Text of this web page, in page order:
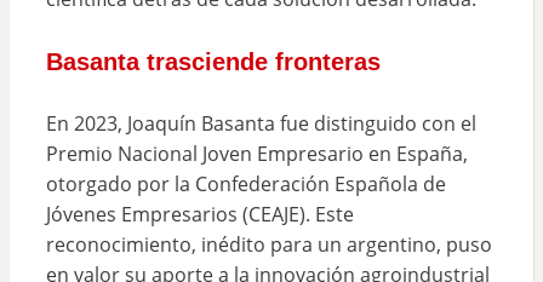
Basanta trasciende fronteras
En 2023, Joaquín Basanta fue distinguido con el
Premio Nacional Joven Empresario en España,
otorgado por la Confederación Española de
Jóvenes Empresarios (CEAJE). Este
reconocimiento, inédito para un argentino, puso
en valor su aporte a la innovación agroindustrial